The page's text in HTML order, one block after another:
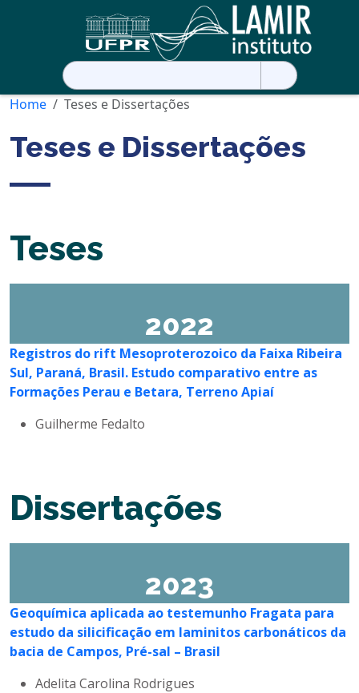
Pesquisar
por:
Home
Teses e Dissertações
Teses e Dissertações
Teses
2022
Registros do rift Mesoproterozoico da Faixa Ribeira
Sul, Paraná, Brasil. Estudo comparativo entre as
Formações Perau e Betara, Terreno Apiaí
Guilherme Fedalto
Dissertações
2023
Geoquímica aplicada ao testemunho Fragata para
estudo da silicificação em laminitos carbonáticos da
bacia de Campos, Pré-sal – Brasil
Adelita Carolina Rodrigues